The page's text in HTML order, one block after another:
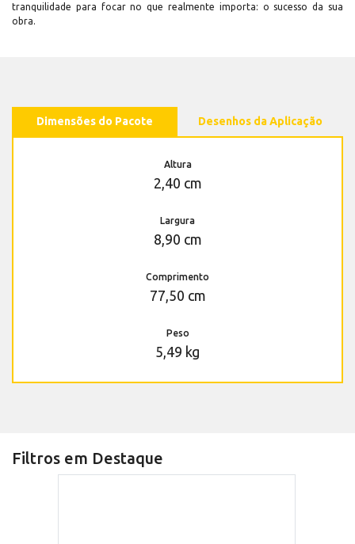
tranquilidade para focar no que realmente importa: o sucesso da sua
obra.
Dimensões do Pacote Desenhos da Aplicação
Altura
2,40 cm
Largura
8,90 cm
Comprimento
77,50 cm
Peso
5,49 kg
Filtros em Destaque